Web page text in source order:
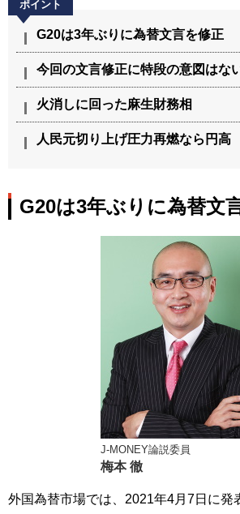
G20は3年ぶりに為替文言を修正
今回の文言修正に特段の意図はな
火消しに回った麻生財務相
人民元切り上げ圧力再燃なら円高
G20は3年ぶりに為替文
J-MONEY論説委員
梅本 徹
外国為替市場では、2021年4月7日に発